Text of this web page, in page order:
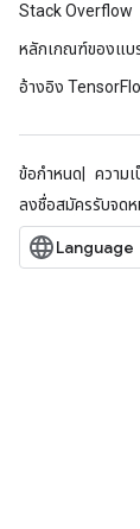
Stack Overflow
หลักเกณฑ์ของแบ
อ้างอิง
ข้อกำหนด ความ
ลงชื่อสมัครรับจดห